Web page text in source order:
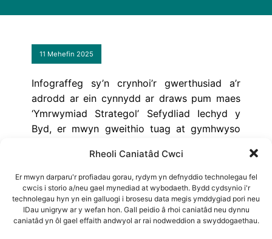
Rheoli Caniatâd Cwci
Er mwyn darparu'r profiadau gorau, rydym yn defnyddio technolegau fel
cwcis i storio a/neu gael mynediad at wybodaeth. Bydd cydsynio i'r
technolegau hyn yn ein galluogi i brosesu data megis ymddygiad pori neu
IDau unigryw ar y wefan hon. Gall peidio â rhoi caniatâd neu dynnu
caniatâd yn ôl gael effaith andwyol ar rai nodweddion a swyddogaethau.
11 Mehefin 2025
Infograffeg sy’n crynhoi’r gwerthusiad a’r
adrodd ar ein cynnydd ar draws pum maes
‘Ymrwymiad Strategol’ Sefydliad Iechyd y
Byd, er mwyn gweithio tuag at gymhwyso
gyfer iechyd gwell yng Nghymru.
Awduron: Jennifer Thomas, Alice Cline + 1 mwy
Ffeithlun - Cymraeg